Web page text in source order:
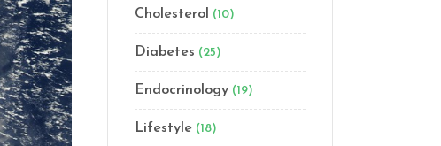
Cholesterol (10)
Diabetes (25)
Endocrinology (19)
Lifestyle (18)